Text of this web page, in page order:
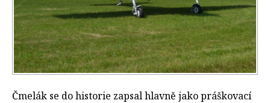
Čmelák se do historie zapsal hlavně jako práškovací